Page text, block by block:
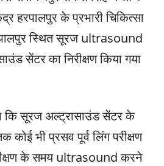
हरपालपुर के प्रभारी चिकित्सा
स्थित सूरज ultrasound
सेंटर का निरीक्षण किया गया
कि सूरज अल्ट्रासाउंड सेंटर के
कोई भी प्रसव पूर्व लिंग परीक्षण
के समय ultrasound करने